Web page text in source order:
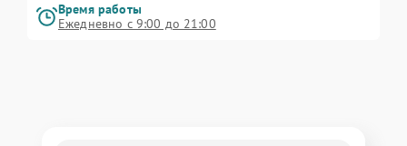
Время работы
Ежедневно с 9:00 до 21:00